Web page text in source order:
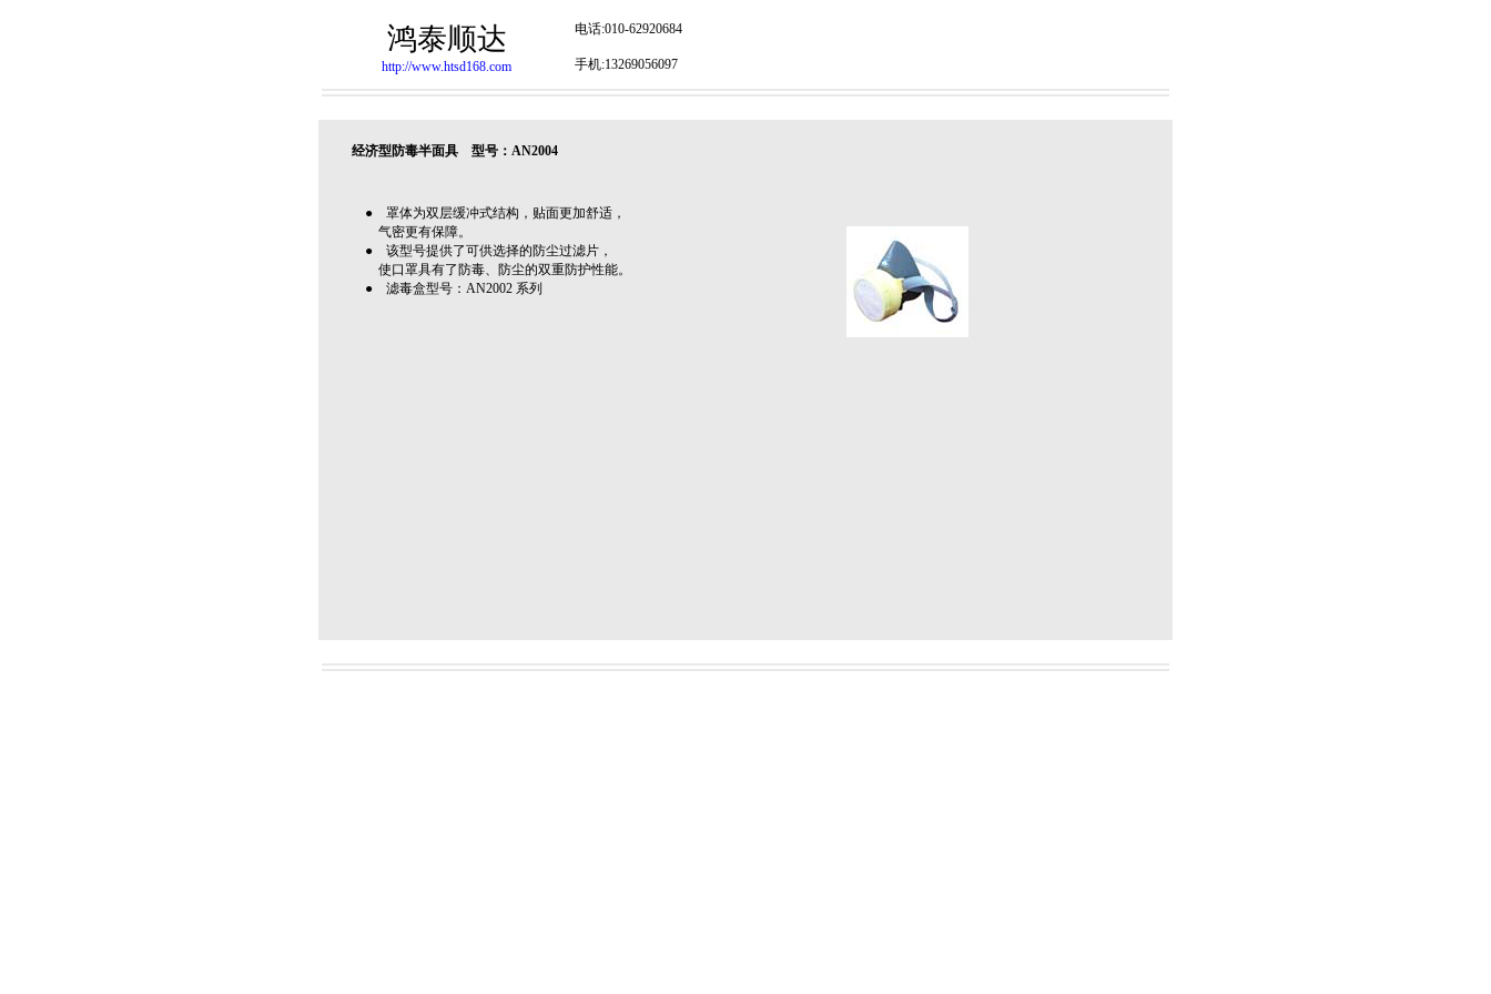
鸿泰顺达
http://www.htsd168.com
电话:010-62920684
手机:13269056097
经济型防毒半面具 型号：AN2004
● 罩体为双层缓冲式结构，贴面更加舒适，
气密更有保障。
● 该型号提供了可供选择的防尘过滤片，
使口罩具有了防毒、防尘的双重防护性能。
● 滤毒盒型号：AN2002 系列